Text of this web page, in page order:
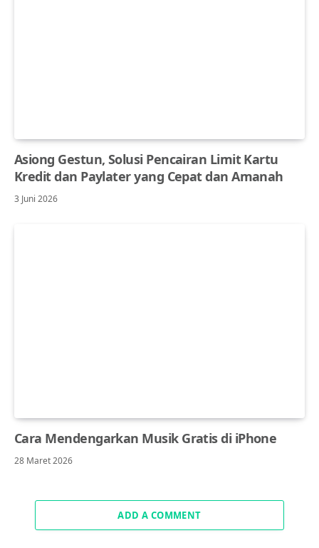
Asiong Gestun, Solusi Pencairan Limit Kartu
Kredit dan Paylater yang Cepat dan Amanah
3 Juni 2026
Cara Mendengarkan Musik Gratis di iPhone
28 Maret 2026
ADD A COMMENT